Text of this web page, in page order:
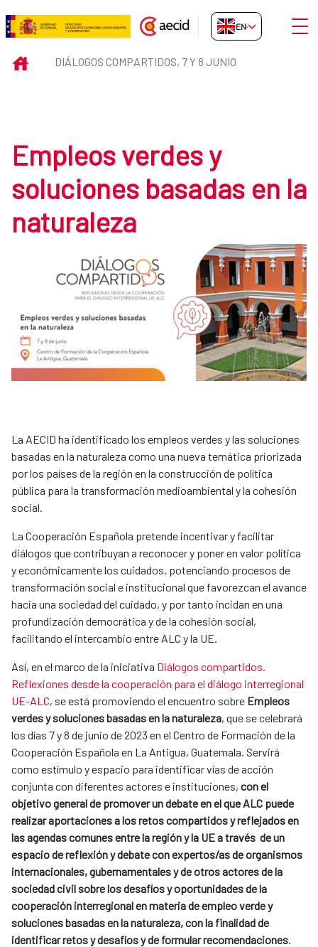
Skip to Main Content
Diálogos Compartidos, 7 y 8
EN-GB
INICIODIÁLOGOS COMPARTIDOS, 7 Y 8 JUNIO
Empleos verdes y
soluciones basadas en la
naturaleza
La AECID ha identificado los empleos verdes y las soluciones
basadas en la naturaleza como una nueva temática priorizada
por los países de la región en la construcción de política
pública para la transformación medioambiental y la cohesión
social.
La Cooperación Española pretende incentivar y facilitar
diálogos que contribuyan a reconocer y poner en valor política
y económicamente los cuidados, potenciando procesos de
transformación social e institucional que favorezcan el avance
hacia una sociedad del cuidado, y por tanto incidan en una
profundización democrática y de la cohesión social,
facilitando el intercambio entre ALC y la UE.
Así, en el marco de la iniciativa Diálogos compartidos.
Reflexiones desde la cooperación para el diálogo interregional
UE-ALC, se está promoviendo el encuentro sobre Empleos
verdes y soluciones basadas en la naturaleza, que se celebrará
los días 7 y 8 de junio de 2023 en el Centro de Formación de la
Cooperación Española en La Antigua, Guatemala. Servirá
como estímulo y espacio para identificar vías de acción
conjunta con diferentes actores e instituciones, con el
objetivo general de promover un debate en el que ALC puede
realizar aportaciones a los retos compartidos y reflejados en
las agendas comunes entre la región y la UE a través de un
espacio de reflexión y debate con expertos/as de organismos
internacionales, gubernamentales y de otros actores de la
sociedad civil sobre los desafíos y oportunidades de la
cooperación interregional en materia de empleo verde y
soluciones basadas en la naturaleza, con la finalidad de
identificar retos y desafíos y de formular recomendaciones